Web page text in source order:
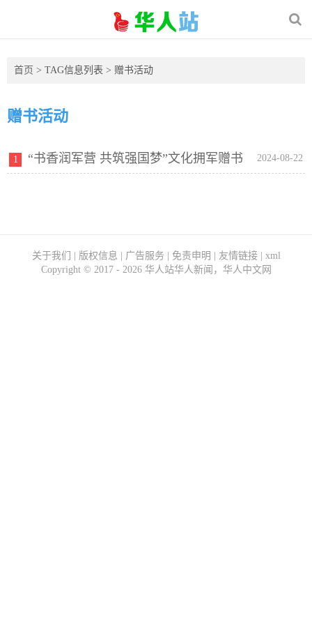
首页 > TAG信息列表 > 赠书活动
赠书活动
2024-08-22
1 “书香润军营 共筑强国梦”文化拥军赠书
关于我们 版权信息 广告服务 免责申明 友情链接| xml
Copyright © 2017 - 2026 华人站华人新闻，华人中文网